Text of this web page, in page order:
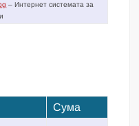
– Интернет системата за
Сума